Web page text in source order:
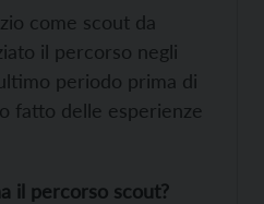
come scout da
il percorso negli
periodo prima di
fatto delle esperienze
il percorso scout?